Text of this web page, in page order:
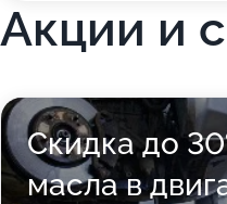
Акции и
Скидка до
масла в